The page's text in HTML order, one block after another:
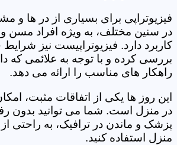
فیزیوتراپی برای بسیاری از در ها و
در سنین مختلف، به ویژه افراد مسن
کاربرد دارد. فیزیوتراپیست نیز
بررسی کرده و با توجه به علائمی که
راهکار های مناسب را ارائه می دهد.
این روز ها یکی از اتفاقات مثبت،
در منزل است. شما می توانید بدون
پزشک و ماندن در ترافیک، به راحتی
منزل استفاده کنید.